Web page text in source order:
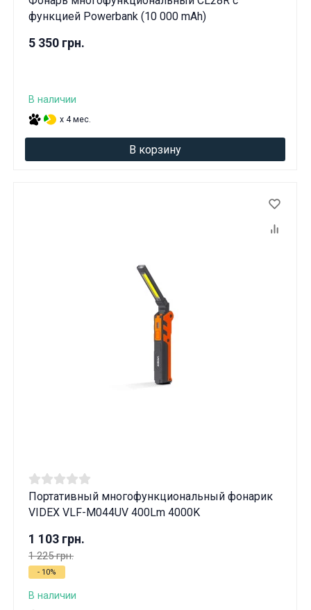
функцией Powerbank (10 000 mAh)
5 350 грн.
В наличии
x 4 мес.
В корзину
Портативный многофункциональный фонарик
VIDEX VLF-M044UV 400Lm 4000K
1 103 грн.
1 225 грн.
- 10%
В наличии